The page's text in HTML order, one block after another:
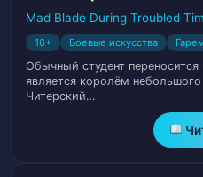
18 Глава 17.
19 Глава 18. Мастер
Глава 19. Дети
Mad Blade During Troubled
16+ Боевые искусства
Обычный студент
является королём
Читерский…